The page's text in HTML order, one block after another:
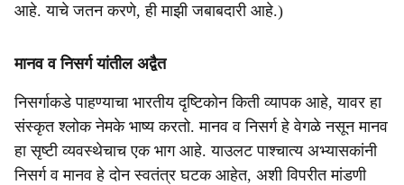
आहे. याचे जतन करणे, ही माझी जबाबदारी आहे.)
मानव व निसर्ग यांतील अद्वैत
निसर्गाकडे पाहण्याचा भारतीय दृष्टिकोन किती व्यापक आहे, यावर हा
संस्कृत श्लोक नेमके भाष्य करतो. मानव व निसर्ग हे वेगळे नसून मानव
हा सृष्टी व्यवस्थेचाच एक भाग आहे. याउलट पाश्चात्य अभ्यासकांनी
निसर्ग व मानव हे दोन स्वतंत्र घटक आहेत, अशी विपरीत मांडणी